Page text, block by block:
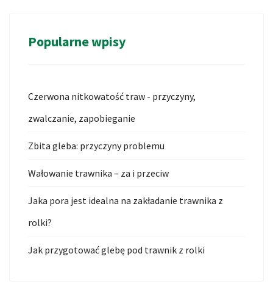
Popularne wpisy
Czerwona nitkowatość traw - przyczyny,
zwalczanie, zapobieganie
Zbita gleba: przyczyny problemu
Wałowanie trawnika – za i przeciw
Jaka pora jest idealna na zakładanie trawnika z
rolki?
Jak przygotować glebę pod trawnik z rolki